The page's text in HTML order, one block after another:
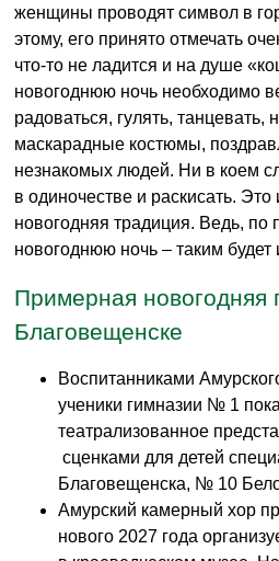
женщины проводят символ в
этому, его принято отмечать
что-то не ладится и на душе
новогоднюю ночь необходимо
радоваться, гулять, танцевать,
маскарадные костюмы,
незнакомых людей. Ни в коем
в одиночестве и раскисать. Это
новогодняя традиция. Ведь, по
новогоднюю ночь – таким
Примерная новогодняя
Благовещенске
Воспитанниками
ученики гимназии № 1
театрализованное
сценками для детей
Благовещенска, № 10
Амурский камерный хор
нового 2027 года